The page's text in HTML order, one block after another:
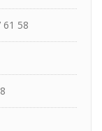
61 58